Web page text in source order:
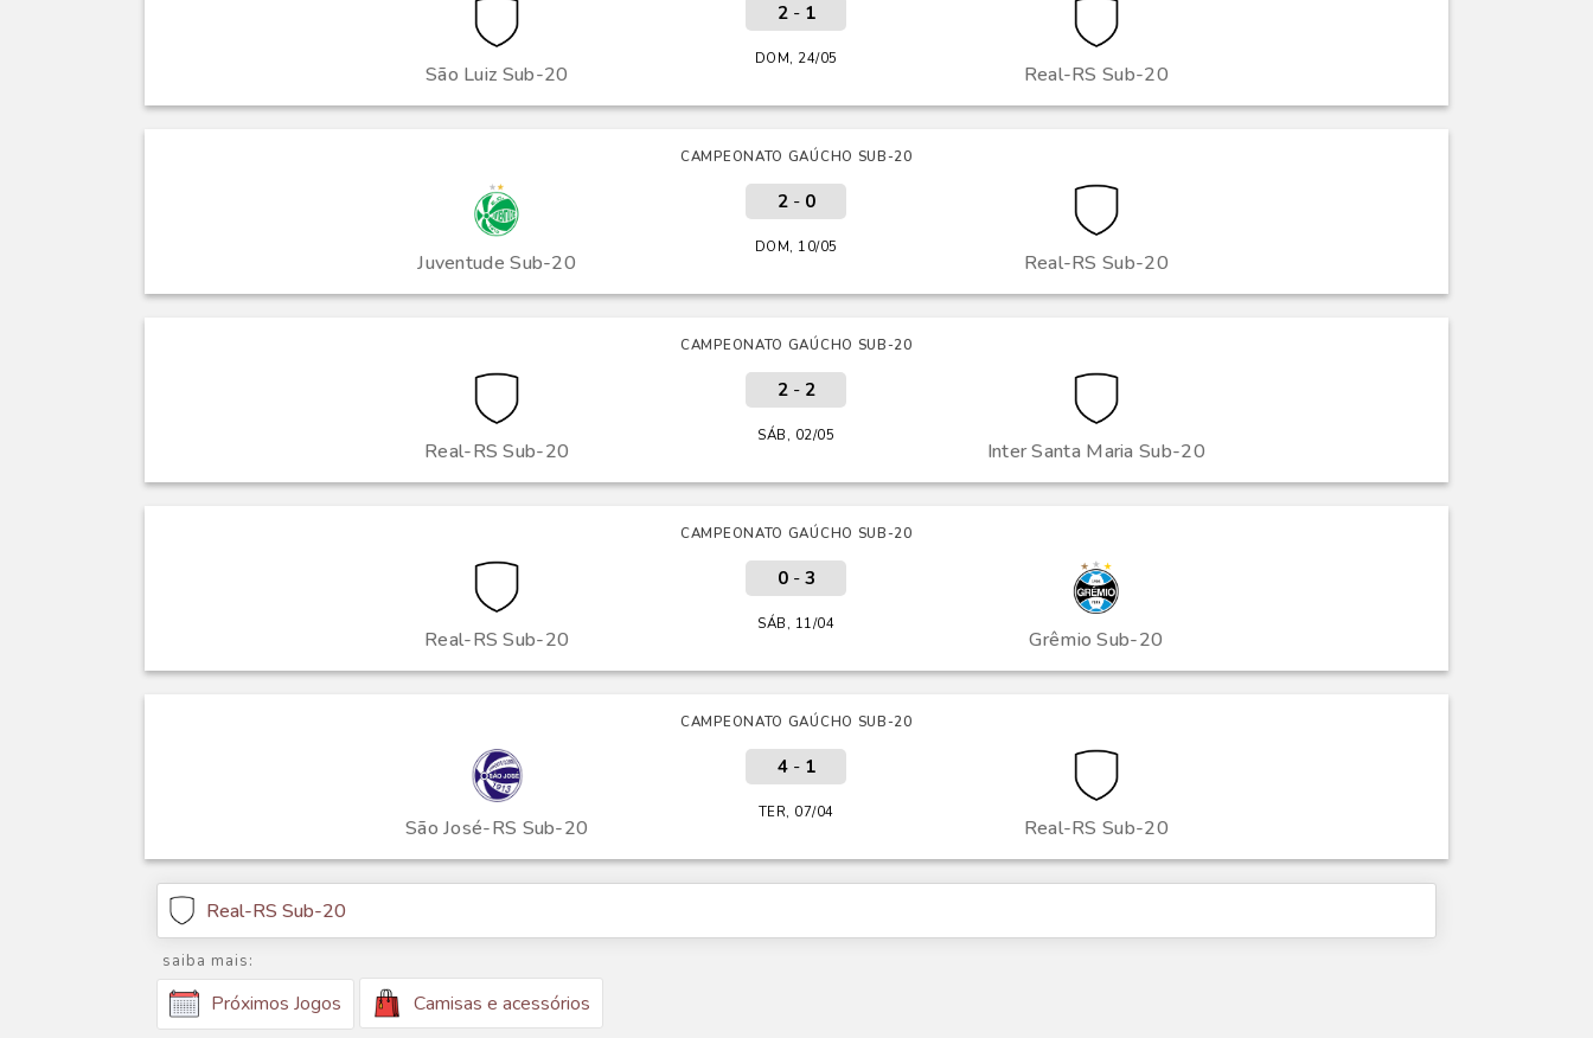
São Luiz Sub-20 Real-RS Sub-20
2- 1
DOM, 24/05
CAMPEONATO GAÚCHO SUB-20
Juventude Sub-20 Real-RS Sub-20
2- 0
DOM, 10/05
CAMPEONATO GAÚCHO SUB-20
Real-RS Sub-20 Inter Santa Maria Sub-20
2- 2
SÁB, 02/05
CAMPEONATO GAÚCHO SUB-20
Real-RS Sub-20 Grêmio Sub-20
0- 3
SÁB, 11/04
CAMPEONATO GAÚCHO SUB-20
São José-RS Sub-20 Real-RS Sub-20
4- 1
TER, 07/04
Real-RS Sub-20
saiba mais:
Próximos Jogos Camisas e acessórios